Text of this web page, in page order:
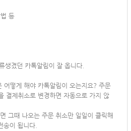
등
생겼던 카톡알림이 잘 옵니다.
어떻게 해야 카톡알림이 오는지요? 주문
결제취소로 변경하면 자동으로 가지 않
그때 나오는 주문 취소만 일일이 클릭해
송이 됩니다.